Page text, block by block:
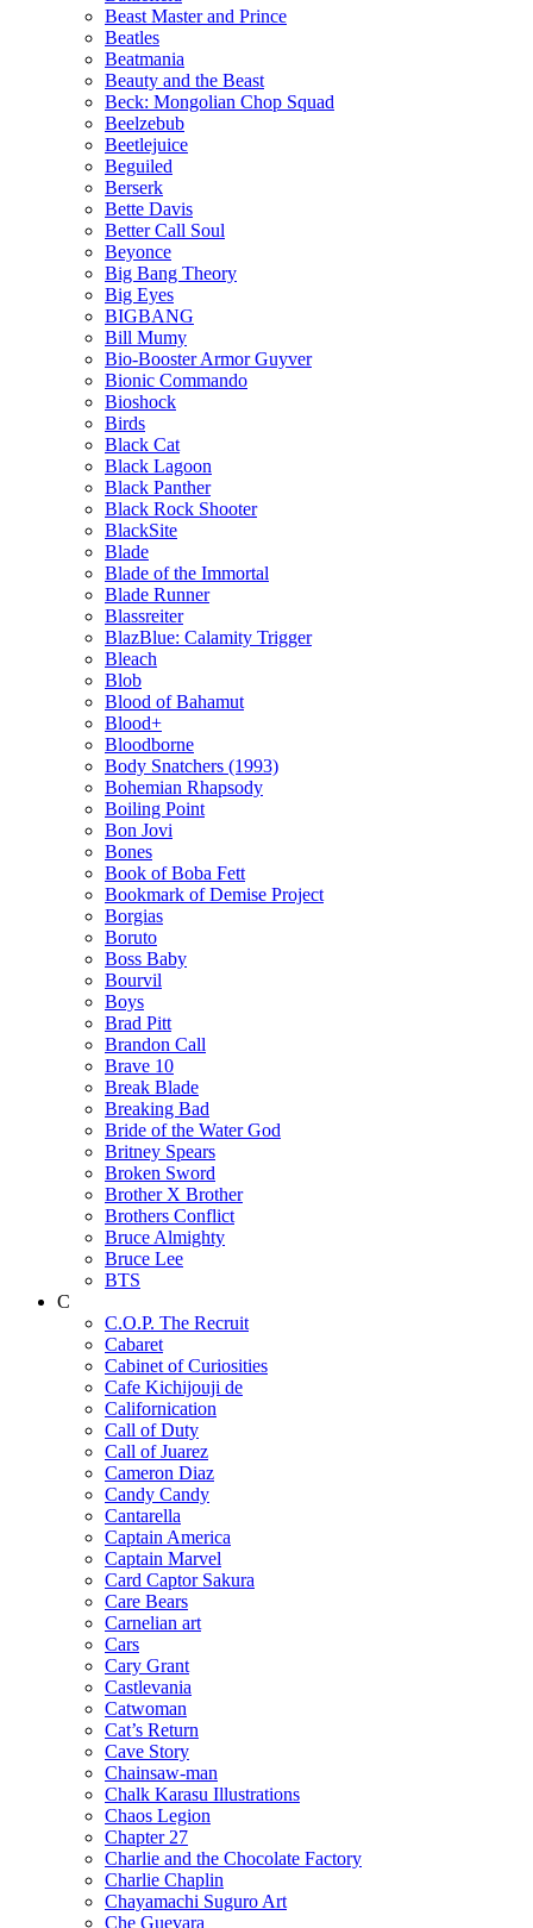
Beast Master and Prince
Beatles
Beatmania
Beauty and the Beast
Beck: Mongolian Chop Squad
Beelzebub
Beetlejuice
Beguiled
Berserk
Bette Davis
Better Call Soul
Beyonce
Big Bang Theory
Big Eyes
BIGBANG
Bill Mumy
Bio-Booster Armor Guyver
Bionic Commando
Bioshock
Birds
Black Cat
Black Lagoon
Black Panther
Black Rock Shooter
BlackSite
Blade
Blade of the Immortal
Blade Runner
Blassreiter
BlazBlue: Calamity Trigger
Bleach
Blob
Blood of Bahamut
Blood+
Bloodborne
Body Snatchers (1993)
Bohemian Rhapsody
Boiling Point
Bon Jovi
Bones
Book of Boba Fett
Bookmark of Demise Project
Borgias
Boruto
Boss Baby
Bourvil
Boys
Brad Pitt
Brandon Call
Brave 10
Break Blade
Breaking Bad
Bride of the Water God
Britney Spears
Broken Sword
Brother X Brother
Brothers Conflict
Bruce Almighty
Bruce Lee
BTS
C
C.O.P. The Recruit
Cabaret
Cabinet of Curiosities
Cafe Kichijouji de
Californication
Call of Duty
Call of Juarez
Cameron Diaz
Candy Candy
Cantarella
Captain America
Captain Marvel
Card Captor Sakura
Care Bears
Carnelian art
Cars
Cary Grant
Castlevania
Catwoman
Cat’s Return
Cave Story
Chainsaw-man
Chalk Karasu Illustrations
Chaos Legion
Chapter 27
Charlie and the Chocolate Factory
Charlie Chaplin
Chayamachi Suguro Art
Che Guevara